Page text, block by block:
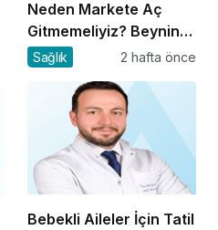
Neden Markete Aç
Gitmemeliyiz? Beynin
Satın Alma Psikolojisi
Sağlık 2 hafta önce
Bebekli Aileler İçin Tatil